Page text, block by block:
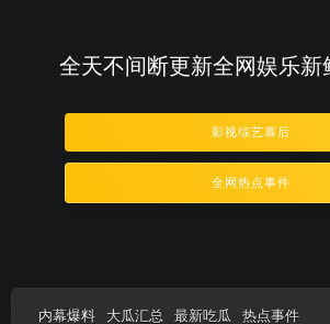
全天不间断更新全网娱乐新
影视综艺幕后
全网热点事件
内幕爆料 大瓜汇总 最新吃瓜 热点事件